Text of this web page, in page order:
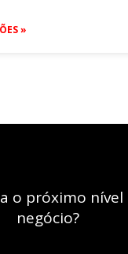
»
o próximo nível
negócio?